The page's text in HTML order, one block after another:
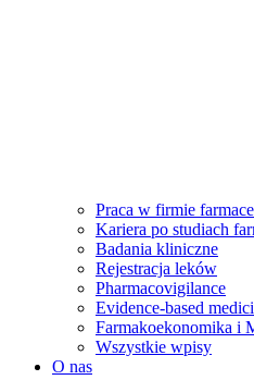
Praca w firmie
Kariera po studiach
Badania kliniczne
Rejestracja leków
Pharmacovigilance
Evidence-based
Farmakoekonomika i
Wszystkie wpisy
O nas